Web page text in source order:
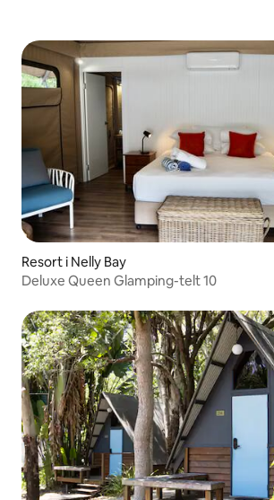
Resort i Nelly Bay
Deluxe Queen Glamping-telt 10